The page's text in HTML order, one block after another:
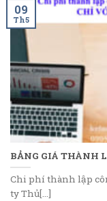
BẢNG GIÁ THÀNH
Chi phí thành lập
ty Thủ[...]
09
Th5